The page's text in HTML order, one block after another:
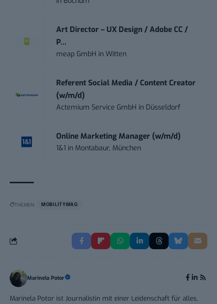
Art Director – UX Design / Adobe CC /
P...
meap GmbH inWitten
Referent Social Media / Content Creator
(w/m/d)
Actemium Service GmbH in Düsseldorf
Online Marketing Manager (w/m/d)
1&1 in Montabaur, München
THEMEN: MOBILITYMAG
Marinela Potor
Marinela Potor ist Journalistin mit einer Leidenschaft für alles,